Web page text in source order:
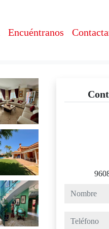
Encuéntranos
nombre
teléfono